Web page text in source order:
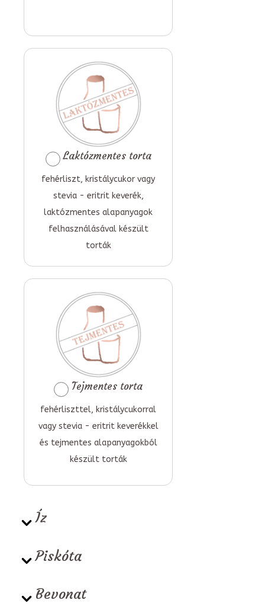
Laktózmentes torta
fehérliszt, kristálycukor vagy
stevia - eritrit keverék,
laktózmentes alapanyagok
felhasználásával készült
torták
Tejmentes torta
fehérliszttel, kristálycukorral
vagy stevia - eritrit keverékkel
és tejmentes alapanyagokból
készült torták
Íz
Piskóta
Bevonat